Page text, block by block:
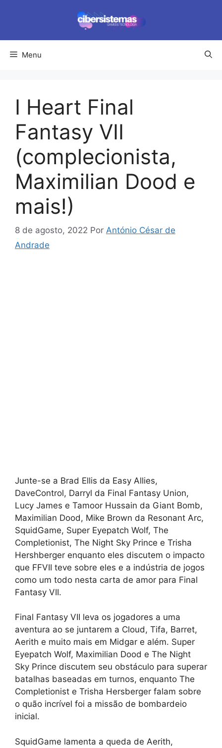
conteúdo
Menu
I Heart Final
Fantasy VII
(complecionista,
Maximilian Dood e
mais!)
8 de agosto, 2022 Por António César de
Andrade
Junte-se a Brad Ellis da Easy Allies,
DaveControl, Darryl da Final Fantasy Union,
Lucy James e Tamoor Hussain da Giant Bomb,
Maximilian Dood, Mike Brown da Resonant Arc,
SquidGame, Super Eyepatch Wolf, The
Completionist, The Night Sky Prince e Trisha
Hershberger enquanto eles discutem o impacto
que FFVII teve sobre eles e a indústria de jogos
como um todo nesta carta de amor para Final
Fantasy VII.
Final Fantasy VII leva os jogadores a uma
aventura ao se juntarem a Cloud, Tifa, Barret,
Aerith e muito mais em Midgar e além. Super
Eyepatch Wolf, Maximilian Dood e The Night
Sky Prince discutem seu obstáculo para superar
batalhas baseadas em turnos, enquanto The
Completionist e Trisha Hersberger falam sobre
o quão incrível foi a missão de bombardeio
inicial.
SquidGame lamenta a queda de Aerith,